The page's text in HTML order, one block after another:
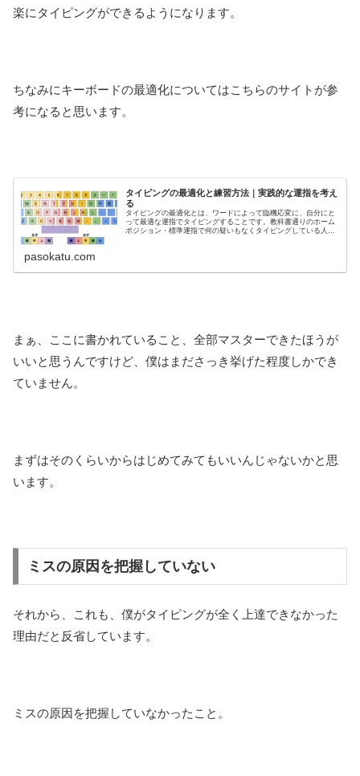
楽にタイピングができるようになります。
ちなみにキーボードの最適化についてはこちらのサイトが参
考になると思います。
タイピングの最適化と練習方法｜実践的な運指を考え
る
タイピングの最適化とは、ワードによって臨機応変に、自分にと
って最適な運指でタイピングすることです。教科書通りのホーム
ポジション・標準運指で何の疑いもなくタイピングしている人が
pasokatu.com
まぁ、ここに書かれていること、全部マスターできたほうが
いいと思うんですけど、僕はまださっき挙げた程度しかでき
ていません。
まずはそのくらいからはじめてみてもいいんじゃないかと思
います。
ミスの原因を把握していない
それから、これも、僕がタイピングが全く上達できなかった
理由だと反省しています。
ミスの原因を把握していなかったこと。